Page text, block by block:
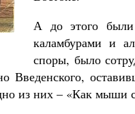
А до этого
каламбурами и
споры, было
Введенского,
из них – «Как мыши